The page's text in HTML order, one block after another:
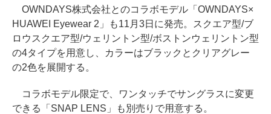
OWNDAYS株式会社とのコラボモデル「OWNDAYS×
HUAWEI Eyewear 2」も11月3日に発売。スクエア型/ブ
ロウスクエア型/ウェリントン型/ボストンウェリントン型
の4タイプを用意し、カラーはブラックとクリアグレー
の2色を展開する。
コラボモデル限定で、ワンタッチでサングラスに変更
できる「SNAP LENS」も別売りで用意する。